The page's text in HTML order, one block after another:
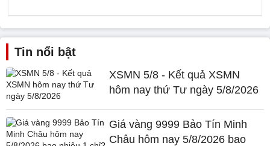
Tin nổi bật
XSMN 5/8 - Kết quả XSMN
hôm nay thứ Tư ngày 5/8/2026
Giá vàng 9999 Bảo Tín Minh
Châu hôm nay 5/8/2026 bao